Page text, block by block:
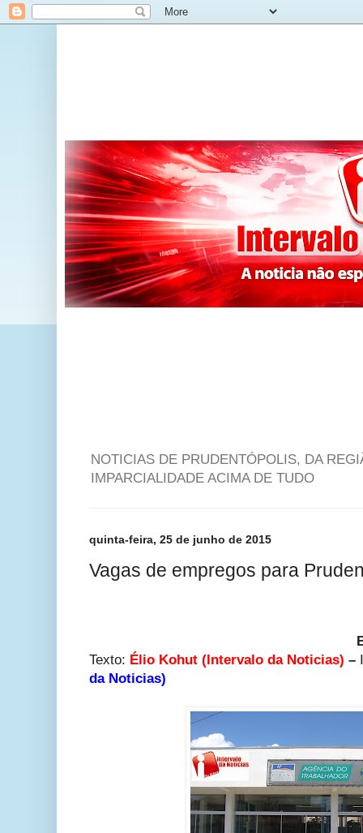
NOTICIAS DE PRUDENTÓPOLIS, DA
IMPARCIALIDADE ACIMA DE TUDO
quinta-feira, 25 de junho de 2015
Vagas de empregos para
Texto: Élio Kohut (Intervalo da Noticias) –
da Noticias)